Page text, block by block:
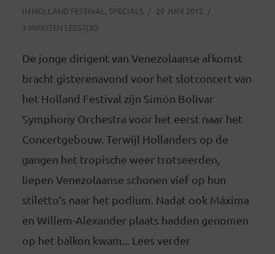
IN HOLLAND FESTIVAL , SPECIALS
29 JUNI 2012
3 MINUTEN LEESTIJD
De jonge dirigent van Venezolaanse afkomst
bracht gisterenavond voor het slotconcert van
het Holland Festival zijn Simón Bolívar
Symphony Orchestra voor het eerst naar het
Concertgebouw. Terwijl Hollanders op de
gangen het tropische weer trotseerden,
liepen Venezolaanse schonen vief op hun
stiletto’s naar het podium. Nadat ook Máxima
en Willem-Alexander plaats hadden genomen
op het balkon kwam... Lees verder